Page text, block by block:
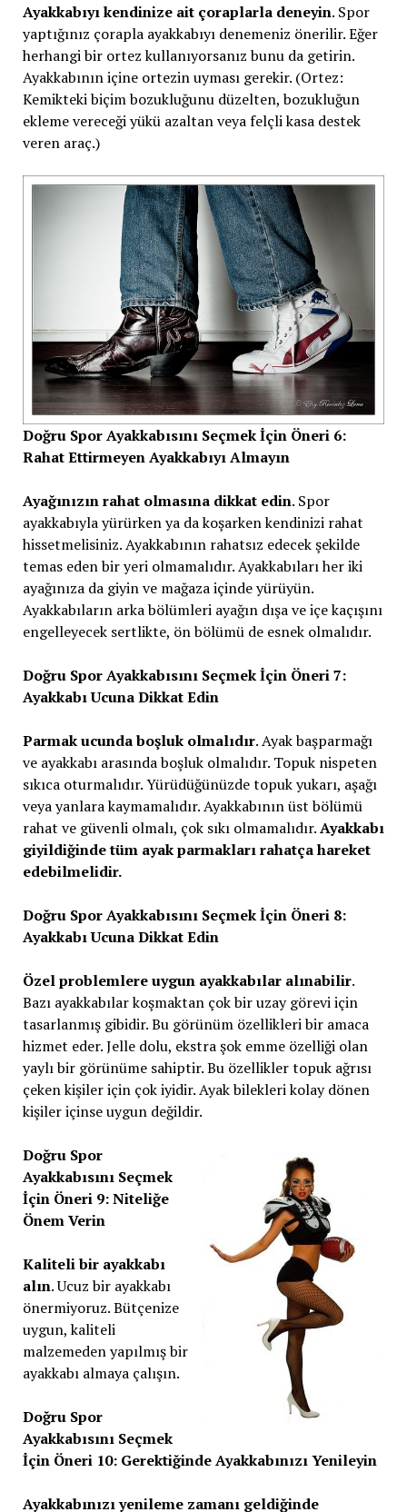
Ayakkabıyı kendinize ait çoraplarla deneyin. Spor
yaptığınız çorapla ayakkabıyı denemeniz önerilir. Eğer
herhangi bir ortez kullanıyorsanız bunu da getirin.
Ayakkabının içine ortezin uyması gerekir. (Ortez:
Kemikteki biçim bozukluğunu düzelten, bozukluğun
ekleme vereceği yükü azaltan veya felçli kasa destek
veren araç.)
Doğru Spor Ayakkabısını Seçmek İçin Öneri 6:
Rahat Ettirmeyen Ayakkabıyı Almayın
Ayağınızın rahat olmasına dikkat edin. Spor
ayakkabıyla yürürken ya da koşarken kendinizi rahat
hissetmelisiniz. Ayakkabının rahatsız edecek şekilde
temas eden bir yeri olmamalıdır. Ayakkabıları her iki
ayağınıza da giyin ve mağaza içinde yürüyün.
Ayakkabıların arka bölümleri ayağın dışa ve içe kaçışını
engelleyecek sertlikte, ön bölümü de esnek olmalıdır.
Doğru Spor Ayakkabısını Seçmek İçin Öneri 7:
Ayakkabı Ucuna Dikkat Edin
Parmak ucunda boşluk olmalıdır. Ayak başparmağı
ve ayakkabı arasında boşluk olmalıdır. Topuk nispeten
sıkıca oturmalıdır. Yürüdüğünüzde topuk yukarı, aşağı
veya yanlara kaymamalıdır. Ayakkabının üst bölümü
rahat ve güvenli olmalı, çok sıkı olmamalıdır.Ayakkabı
giyildiğinde tüm ayak parmakları rahatça hareket
edebilmelidir.
Doğru Spor Ayakkabısını Seçmek İçin Öneri 8:
Ayakkabı Ucuna Dikkat Edin
Özel problemlere uygun ayakkabılar alınabilir.
Bazı ayakkabılar koşmaktan çok bir uzay görevi için
tasarlanmış gibidir. Bu görünüm özellikleri bir amaca
hizmet eder. Jelle dolu, ekstra şok emme özelliği olan
yaylı bir görünüme sahiptir. Bu özellikler topuk ağrısı
çeken kişiler için çok iyidir. Ayak bilekleri kolay dönen
kişiler içinse uygun değildir.
Doğru Spor
Ayakkabısını Seçmek
İçin Öneri 9: Niteliğe
Önem Verin
Kaliteli bir ayakkabı
alın. Ucuz bir ayakkabı
önermiyoruz. Bütçenize
uygun, kaliteli
malzemeden yapılmış bir
ayakkabı almaya çalışın.
Doğru Spor
Ayakkabısını Seçmek
İçin Öneri 10: Gerektiğinde Ayakkabınızı Yenileyin
Ayakkabınızı yenileme zamanı geldiğinde